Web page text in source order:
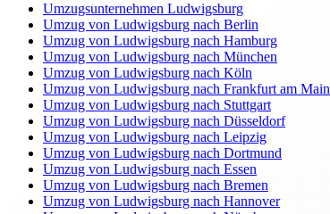
Umzugsunternehmen Ludwigsburg
Umzug von Ludwigsburg nach Berlin
Umzug von Ludwigsburg nach Hamburg
Umzug von Ludwigsburg nach München
Umzug von Ludwigsburg nach Köln
Umzug von Ludwigsburg nach Frankfurt am Main
Umzug von Ludwigsburg nach Stuttgart
Umzug von Ludwigsburg nach Düsseldorf
Umzug von Ludwigsburg nach Leipzig
Umzug von Ludwigsburg nach Dortmund
Umzug von Ludwigsburg nach Essen
Umzug von Ludwigsburg nach Bremen
Umzug von Ludwigsburg nach Hannover